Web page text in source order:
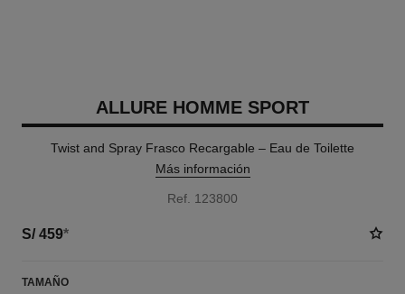
ALLURE HOMME SPORT
Twist and Spray Frasco Recargable – Eau de Toilette
Más información
Ref. 123800
S/ 459*
TAMAÑO